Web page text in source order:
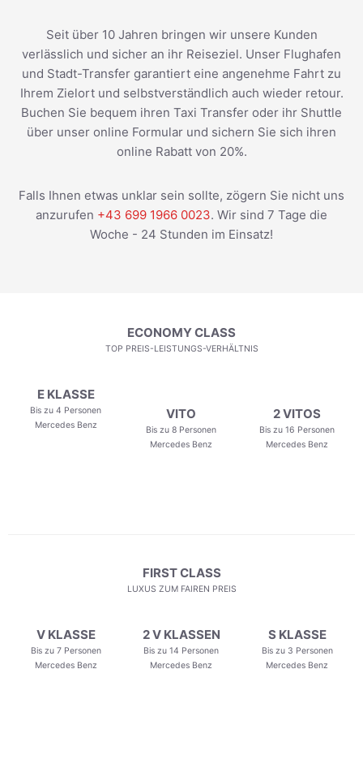
Seit über 10 Jahren bringen wir unsere Kunden
verlässlich und sicher an ihr Reiseziel. Unser Flughafen
und Stadt-Transfer garantiert eine angenehme Fahrt zu
Ihrem Zielort und selbstverständlich auch wieder retour.
Buchen Sie bequem ihren Taxi Transfer oder ihr Shuttle
über unser online Formular und sichern Sie sich ihren
online Rabatt von 20%.
Falls Ihnen etwas unklar sein sollte, zögern Sie nicht uns
anzurufen +43 699 1966 0023. Wir sind 7 Tage die
Woche - 24 Stunden im Einsatz!
ECONOMY CLASS
TOP PREIS-LEISTUNGS-VERHÄLTNIS
E KLASSE
Bis zu 4 Personen
Mercedes Benz
VITO
Bis zu 8 Personen
Mercedes Benz
2 VITOS
Bis zu 16 Personen
Mercedes Benz
FIRST CLASS
LUXUS ZUM FAIREN PREIS
V KLASSE
Bis zu 7 Personen
Mercedes Benz
2 V KLASSEN
Bis zu 14 Personen
Mercedes Benz
S KLASSE
Bis zu 3 Personen
Mercedes Benz